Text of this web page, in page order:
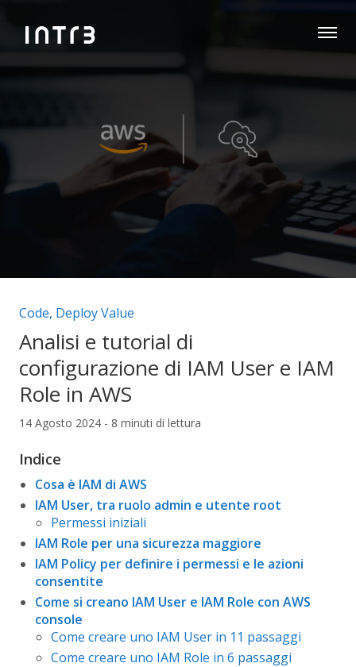
Categorie articolo:
Code, Deploy Value
Analisi e tutorial di
configurazione di IAM User e IAM
Role in AWS
14 Agosto 2024 - 8 minuti di lettura
Indice
Cosa è IAM di AWS
IAM User, tra ruolo admin e utente root
Permessi iniziali
IAM Role per una sicurezza maggiore
IAM Policy per definire i permessi e le azioni
consentite
Come si creano IAM User e IAM Role con AWS
console
Come creare uno IAM User in 11 passaggi
Come creare uno IAM Role in 6 passaggi